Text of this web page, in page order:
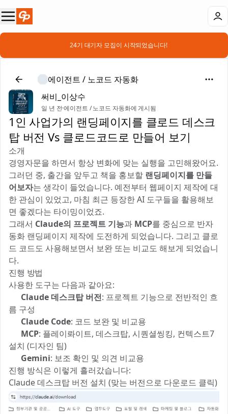
📣 24기 대기자 모집이 시작되었습니다!
에이전트 / 노코드 자동화
써비_이상수
일 년 전·에이전트 / 노코드 자동화에 게시됨
1인 사업가의 랜딩페이지를 클로드 데스크
탑 버전 Vs 클로드코드로 만들어 보기
소개
경영자문을 하면서 항상 변화에 맞는 실행을 고민해왔어요.
그러던 중, 출간을 앞두고 책을 홍보할 랜딩페이지를 만들
어보자는 생각이 들었습니다. 예전부터 웹페이지 제작에 대
한 관심이 있었고, 마침 최근 등장한 AI 도구들을 활용해보
면 좋겠다는 타이밍이었죠.
그래서 Claude의 프로젝트 기능과 MCP를 중심으로 반자
동화 랜딩페이지 제작에 도전하게 되었습니다. 그리고 클로
드 코드도 사용해보면서 보완 또는 비교도 해보게 되었습니
다.
진행 방법
사용한 도구는 다음과 같아요:
Claude 데스크탑 버전: 프로젝트 기능으로 전반적인 흐
름 구성
Claude Code: 코드 보완 및 비교용
MCP: 플레이롸이트, 데스크탑, 시퀀셜씽킹, 컨텍스트7
설치 (디자인 팀)
Gemini: 보조 확인 및 의견 비교용
진행 방식은 이렇게 흘러갔습니다:
Claude 데스크탑 버전 설치 (맞는 버전으로 다운로드 클릭)